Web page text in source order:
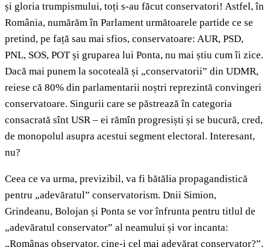
și gloria trumpismului, toți s-au făcut conservatori! Astfel, în
România, numărăm în Parlament următoarele partide ce se
pretind, pe față sau mai sfios, conservatoare: AUR, PSD,
PNL, SOS, POT și gruparea lui Ponta, nu mai știu cum îi zice.
Dacă mai punem la socoteală și „conservatorii” din UDMR,
reiese că 80% din parlamentarii noștri reprezintă convingeri
conservatoare. Singurii care se păstrează în categoria
consacrată sînt USR – ei rămîn progresiști și se bucură, cred,
de monopolul asupra acestui segment electoral. Interesant,
nu?
Ceea ce va urma, previzibil, va fi bătălia propagandistică
pentru „adevăratul” conservatorism. Dnii Simion,
Grindeanu, Bolojan și Ponta se vor înfrunta pentru titlul de
„adevăratul conservator” al neamului și vor incanta:
„Românaș observator, cine-i cel mai adevărat conservator?”.